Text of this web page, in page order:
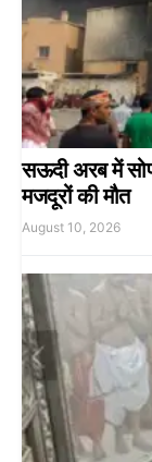
सऊदी अरब में
मजदूरों की मौत
August 10, 2026